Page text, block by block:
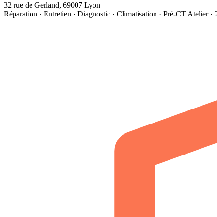
32 rue de Gerland, 69007 Lyon
Réparation · Entretien · Diagnostic · Climatisation · Pré-CT Atelier ·